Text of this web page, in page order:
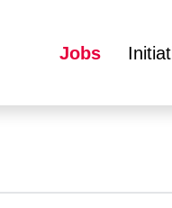
Jobs